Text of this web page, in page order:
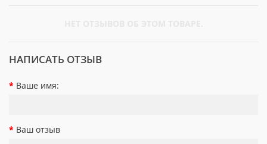
НАПИСАТЬ ОТЗЫВ
Ваше имя:
Ваш отзыв